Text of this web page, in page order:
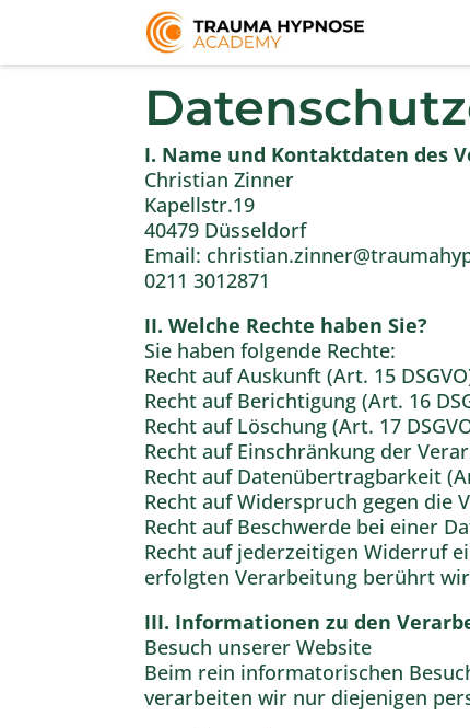
I. Name und Kontaktdaten des
Christian Zinner
Kapellstr.19
40479 Düsseldorf
Email:
0211 3012871
II. Welche Rechte haben Sie?
Sie haben folgende Rechte:
Recht auf Auskunft (Art. 15
Recht auf Berichtigung (Art. 16
Recht auf Löschung (Art. 17
Recht auf Einschränkung der
Recht auf Datenübertragbarkeit
Recht auf Widerspruch gegen die
Recht auf Beschwerde bei einer
Recht auf jederzeitigen Widerruf
erfolgten Verarbeitung berührt
III. Informationen zu den
Besuch unserer Website
Beim rein informatorischen
verarbeiten wir nur diejenigen